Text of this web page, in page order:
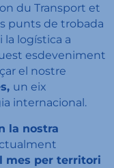
du Transport et
punts de trobada
la logística a
esdeveniment
el nostre
un eix
internacional.
la nostra
mes per territori